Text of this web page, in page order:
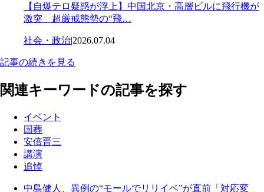
【自爆テロ疑惑が浮上】中国北京・高層ビルに飛行機が
激突 超厳戒態勢の“飛…
社会・政治|2026.07.04
記事の続きを見る
関連キーワードの記事を探す
イベント
国葬
安倍晋三
講演
追悼
中島健人、異例の“モールでリリイベ”が直前「対応変